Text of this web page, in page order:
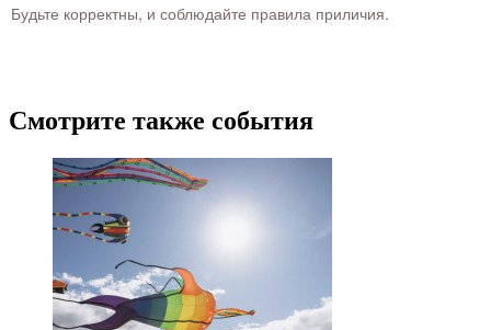
Будьте корректны, и соблюдайте правила приличия.
Смотрите также события